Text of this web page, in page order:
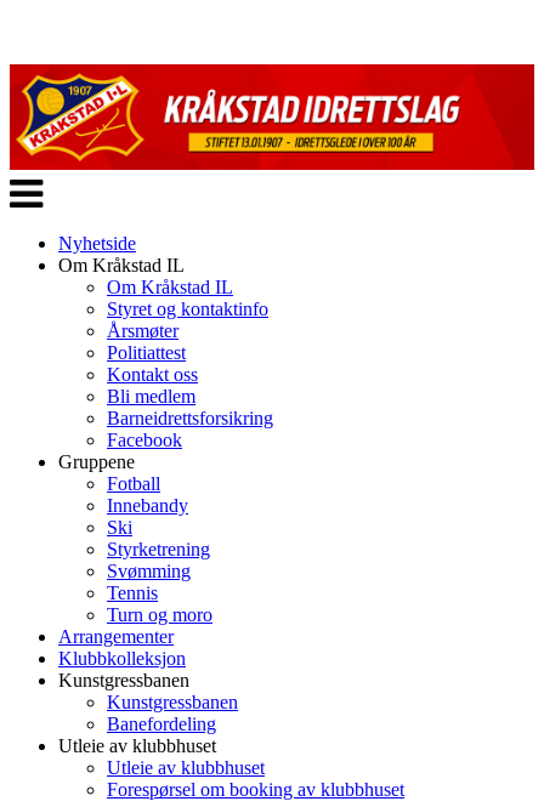
Veksle
navigasjon
Nyhetside
Om Kråkstad IL
Om Kråkstad IL
Styret og kontaktinfo
Årsmøter
Politiattest
Kontakt oss
Bli medlem
Barneidrettsforsikring
Facebook
Gruppene
Fotball
Innebandy
Ski
Styrketrening
Svømming
Tennis
Turn og moro
Arrangementer
Klubbkolleksjon
Kunstgressbanen
Kunstgressbanen
Banefordeling
Utleie av klubbhuset
Utleie av klubbhuset
Forespørsel om booking av klubbhuset